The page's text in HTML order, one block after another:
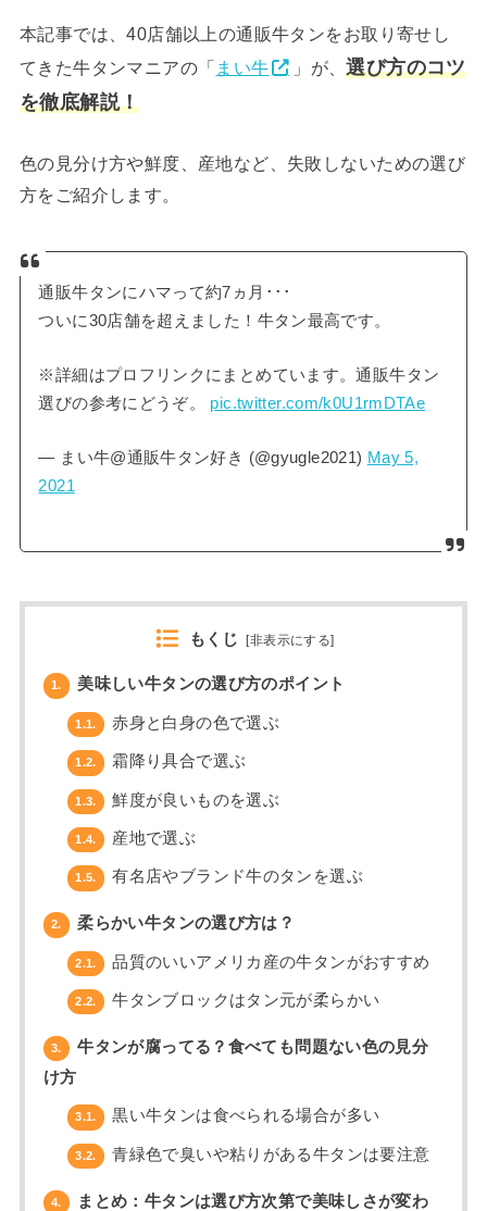
本記事では、40店舗以上の通販牛タンをお取り寄せし
てきた牛タンマニアの「 まい牛 」が、選び方のコツ
を徹底解説！
色の見分け方や鮮度、産地など、失敗しないための選び
方をご紹介します。
通販牛タンにハマって約7ヵ月･･･
ついに30店舗を超えました！牛タン最高です。
※詳細はプロフリンクにまとめています。通販牛タン
選びの参考にどうぞ。 pic.twitter.com/k0U1rmDTAe
— まい牛@通販牛タン好き (@gyugle2021) May 5,
2021
もくじ [非表示にする]
1. 美味しい牛タンの選び方のポイント
1.1. 赤身と白身の色で選ぶ
1.2. 霜降り具合で選ぶ
1.3. 鮮度が良いものを選ぶ
1.4. 産地で選ぶ
1.5. 有名店やブランド牛のタンを選ぶ
2. 柔らかい牛タンの選び方は？
2.1. 品質のいいアメリカ産の牛タンがおすすめ
2.2. 牛タンブロックはタン元が柔らかい
3.
牛タンが腐ってる？食べても問題ない色の見分
け方
3.1. 黒い牛タンは食べられる場合が多い
3.2. 青緑色で臭いや粘りがある牛タンは要注意
4.
まとめ：牛タンは選び方次第で美味しさが変わ